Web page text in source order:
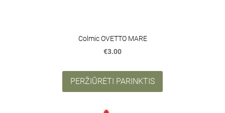
Colmic OVETTO MARE
€3.00
PERŽIŪRĖTI PARINKTIS